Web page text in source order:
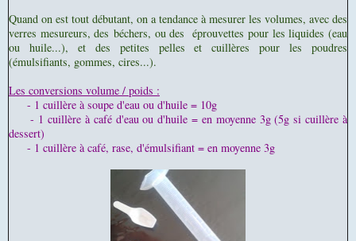
Quand on est tout débutant, on a tendance à mesurer les volumes, avec des
verres mesureurs, des béchers, ou des éprouvettes pour les liquides (eau
ou huile...), et des petites pelles et cuillères pour les poudres
(émulsifiants, gommes, cires...).
Les conversions volume / poids :
- 1 cuillère à soupe d'eau ou d'huile = 10g
- 1 cuillère à café d'eau ou d'huile = en moyenne 3g (5g si cuillère à
dessert)
- 1 cuillère à café, rase, d'émulsifiant = en moyenne 3g